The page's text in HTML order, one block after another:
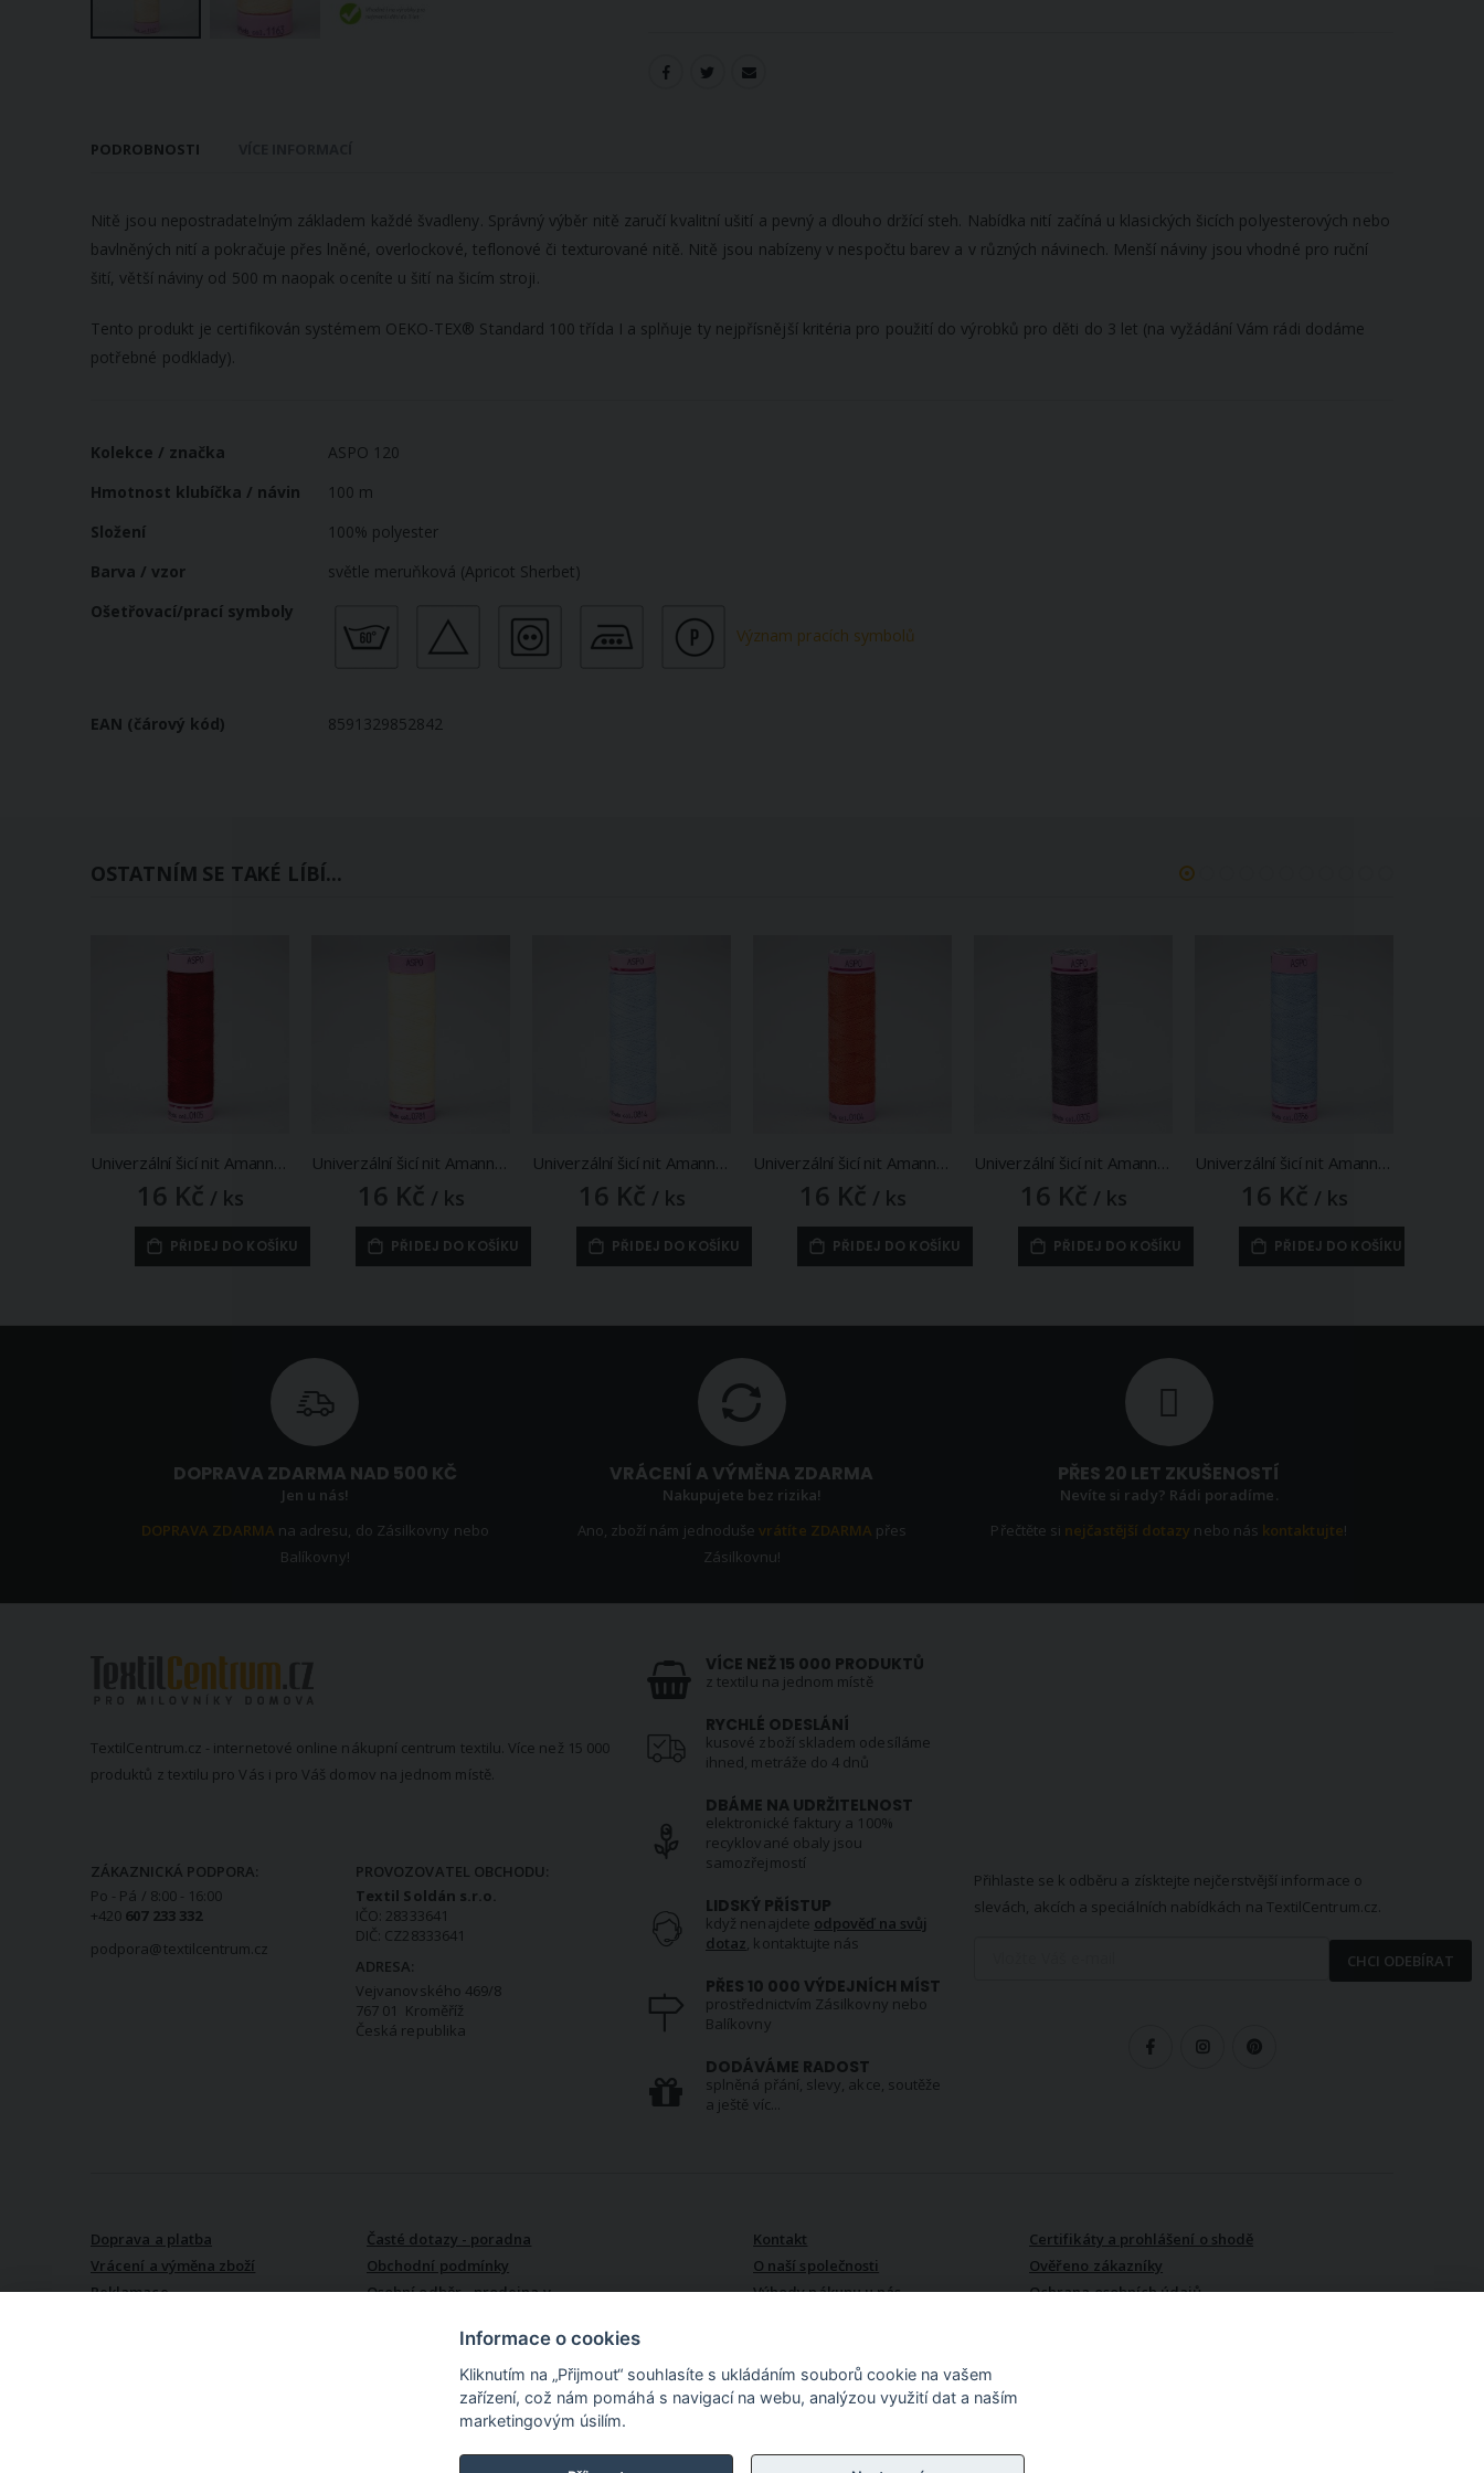
s
PODROBNOSTI
Nitě jsou nepostradatelným základem každé švadleny. Správný výběr nitě zaručí kvalitní ušití a pevný a dlouho držící steh. Nabídka nití začíná u klasických šicích polyesterových nebo
bavlněných nití a pokračuje přes lněné, overlockové, teflonové či texturované nitě. Nitě jsou nabízeny v nespočtu barev a v různých návinech. Menší náviny jsou vhodné pro ruční
šití, větší náviny od 500 m naopak oceníte u šití na šicím stroji.
Tento produkt je certifikován systémem OEKO-TEX® Standard 100 třída I a splňuje ty nejpřísnější kritéria pro použití do výrobků pro děti do 3 let (na vyžádání Vám rádi dodáme
potřebné podklady).
Více
Kolekce / značka
ASPO 120
Hmotnost klubíčka / návin
100 m
Složení
100% polyester
Barva / vzor
světle meruňková (Apricot Sherbet)
Ošetřovací/prací symboly
Význam pracích symbolů
EAN (čárový kód) 8591329852842
OSTATNÍM SE TAKÉ LÍBÍ...
Univerzální šicí nit Amann ASPO 120 polyesterová, karmínová červená 0105, návin 100m
16 Kč / ks
PŘIDEJ DO KOŠÍKU
Univerzální šicí nit Amann ASPO 120 polyesterová, vanilková žlutá 0781, návin 100m
16 Kč / ks
PŘIDEJ DO KOŠÍKU
Univerzální šicí nit Amann ASPO 120 polyesterová, studená modrá 0814, návin 100m
16 Kč / ks
PŘIDEJ DO KOŠÍKU
Univerzální šicí nit Amann ASPO 120 polyesterová, oranžovo-červená 0104, návin 100m
16 Kč / ks
PŘIDEJ DO KOŠÍKU
Univerzální šicí nit Amann ASPO 120 polyesterová, tmavě šedo-fialová 0305, návin 100m
16 Kč / ks
PŘIDEJ DO KOŠÍKU
Univerzální šicí nit Amann ASPO 120 polyesterová, světle modrá nafialovělá 0356, návin 100m
16 Kč / ks
PŘIDEJ DO KOŠÍKU
DOPRAVA ZDARMA NAD 500 KČ
Jen u nás!
DOPRAVA ZDARMA na adresu, do Zásilkovny nebo
Balíkovny!
VRÁCENÍ A VÝMĚNA ZDARMA
Nakupujete bez rizika!
Ano, zboží nám jednoduševrátíte ZDARMA přes
Zásilkovnu!
PŘES 20 LET ZKUŠENOSTÍ
Nevíte si rady? Rádi poradíme.
Přečtěte si nejčastější dotazy nebo nás kontaktujte!
TextilCentrum.cz - internetové online nákupní centrum textilu. Více než 15 000
produktů z textilu pro Vás i pro Váš domov na jednom místě.
ZÁKAZNICKÁ PODPORA:
Po - Pá / 8:00 - 16:00
+420 607 233 332
podpora@textilcentrum.cz
PROVOZOVATEL OBCHODU:
Textil Soldán s.r.o.
IČO: 28333641
DIČ: CZ28333641
ADRESA:
Vejvanovského 469/8
767 01 Kroměříž
Česká republika
VÍCE NEŽ 15 000 PRODUKTŮ
z textilu na jednom místě
RYCHLÉ ODESLÁNÍ
kusové zboží skladem odesíláme
ihned, metráže do 4 dnů
DBÁME NA UDRŽITELNOST
elektronické faktury a 100%
recyklované obaly jsou
samozřejmostí
LIDSKÝ PŘÍSTUP
když nenajdete odpověď na svůj
dotaz, kontaktujte nás
PŘES 10 000 VÝDEJNÍCH MÍST
prostřednictvím Zásilkovny nebo
Balíkovny
DODÁVÁME RADOST
splněná přání, slevy, akce, soutěže
a ještě víc...
Přihlaste se k odběru a získtejte nejčerstvější informace o
slevách, akcích a speciálních nabídkách na TextilCentrum.cz.
CHCI ODEBÍRAT
Doprava a platba
Vrácení a výměna zboží
Reklamace
Časté dotazy - poradna
Obchodní podmínky
Osobní odběr - prodejna v
Kontakt
O naší společnosti
Výhody nákupu u nás
Certifikáty a prohlášení o shodě
Ověřeno zákazníky
Ochrana osobních údajů
TextilCentrum.cz - internetové online nákupní centrum textilu. Více než 15 000
textil (povlečení, prostěradla, záclony, závěsy ...), textil do kuchyně i do koupelny, látky v
Informace o cookies
Kliknutím na „Přijmout“ souhlasíte s ukládáním souborů cookie na vašem
zařízení, což nám pomáhá s navigací na webu, analýzou využití dat a naším
marketingovým úsilím.